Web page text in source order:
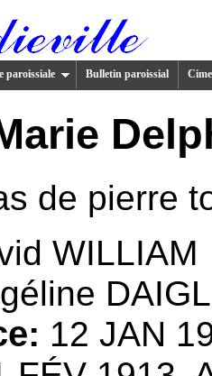
paroissiale Bulletin paroissial
de pierre
WILLIAM
12 JAN